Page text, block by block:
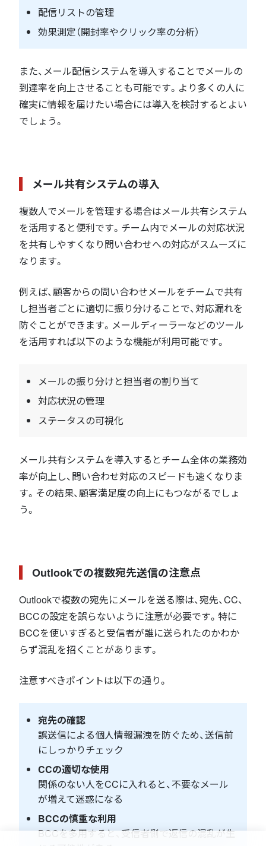
配信リストの管理
効果測定（開封率やクリック率の分析）
また、メール配信システムを導入することでメールの
到達率を向上させることも可能です。より多くの人に
確実に情報を届けたい場合には導入を検討するとよい
でしょう。
メール共有システムの導入
複数人でメールを管理する場合はメール共有システム
を活用すると便利です。チーム内でメールの対応状況
を共有しやすくなり問い合わせへの対応がスムーズに
なります。
例えば、顧客からの問い合わせメールをチームで共有
し担当者ごとに適切に振り分けることで、対応漏れを
防ぐことができます。メールディーラーなどのツール
を活用すれば以下のような機能が利用可能です。
メールの振り分けと担当者の割り当て
対応状況の管理
ステータスの可視化
メール共有システムを導入するとチーム全体の業務効
率が向上し、問い合わせ対応のスピードも速くなりま
す。その結果、顧客満足度の向上にもつながるでしょ
う。
Outlookでの複数宛先送信の注意点
Outlookで複数の宛先にメールを送る際は、宛先、CC、
BCCの設定を誤らないように注意が必要です。特に
BCCを使いすぎると受信者が誰に送られたのかわか
らず混乱を招くことがあります。
注意すべきポイントは以下の通り。
宛先の確認
誤送信による個人情報漏洩を防ぐため、送信前
にしっかりチェック
CCの適切な使用
関係のない人をCCに入れると、不要なメール
が増えて迷惑になる
BCCの慎重な利用
BCCを多用すると、受信者側で返信の混乱が生